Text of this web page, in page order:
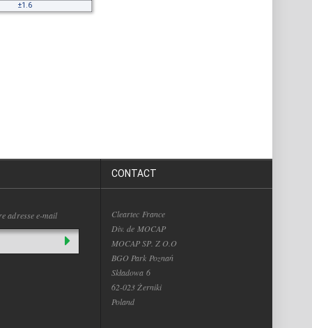
±1.6
adresse e-mail
CONTACT
Cleartec France
Div. de MOCAP
MOCAP SP. Z O.O
BGO Park Poznań
Składowa 6
62-023 Żerniki
Poland